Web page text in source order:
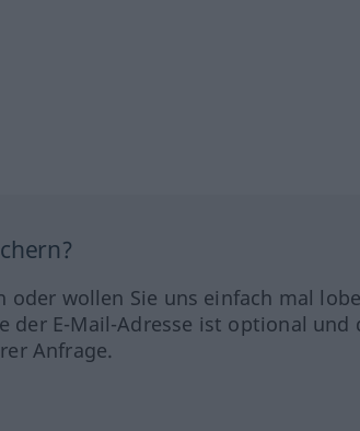
wollen Sie uns einfach mal
der E-Mail-Adresse ist optional und
Anfrage.